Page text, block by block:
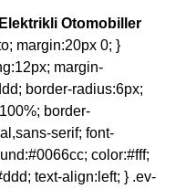
Elektrikli Otomobiller
margin:20px 0; }
margin-
border-radius:6px;
border-
serif; font-
color:#fff;
text-align:left; } .ev-